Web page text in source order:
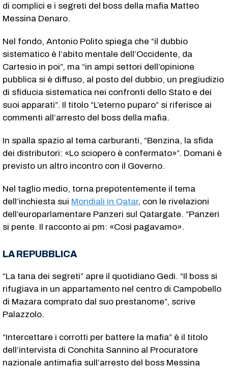
di complici e i segreti del boss della mafia Matteo
Messina Denaro.
Nel fondo, Antonio Polito spiega che “il dubbio
sistematico è l’abito mentale dell’Occidente, da
Cartesio in poi”, ma “in ampi settori dell’opinione
pubblica si è diffuso, al posto del dubbio, un pregiudizio
di sfiducia sistematica nei confronti dello Stato e dei
suoi apparati”. Il titolo “L’eterno puparo” si riferisce ai
commenti all’arresto del boss della mafia.
In spalla spazio al tema carburanti, “Benzina, la sfida
dei distributori: «Lo sciopero è confermato»”. Domani è
previsto un altro incontro con il Governo.
Nel taglio medio, torna prepotentemente il tema
dell’inchiesta sui Mondiali in Qatar, con le rivelazioni
dell’europarlamentare Panzeri sul Qatargate. “Panzeri
si pente. Il racconto ai pm: «Così pagavamo».
LA REPUBBLICA
“La tana dei segreti” apre il quotidiano Gedi. “Il boss si
rifugiava in un appartamento nel centro di Campobello
di Mazara comprato dal suo prestanome”, scrive
Palazzolo.
“Intercettare i corrotti per battere la mafia” è il titolo
dell’intervista di Conchita Sannino al Procuratore
nazionale antimafia sull’arresto del boss Messina